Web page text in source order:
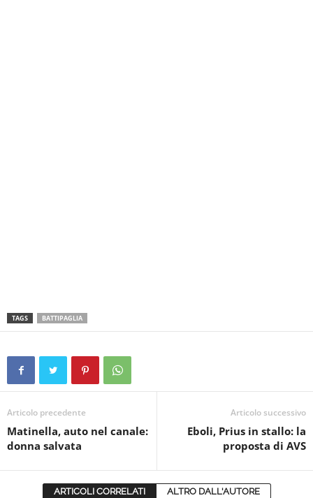
TAGS BATTIPAGLIA
Articolo precedente
Matinella, auto nel canale:
donna salvata
Articolo successivo
Eboli, Prius in stallo: la
proposta di AVS
ARTICOLI CORRELATI ALTRO DALL'AUTORE